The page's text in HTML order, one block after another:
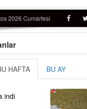
2026 Cumartesi
HAFTA BU AY
indi